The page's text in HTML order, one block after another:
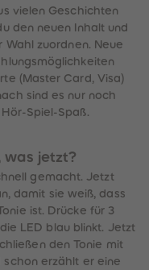
vielen Geschichten
den neuen Inhalt und
Wahl zuordnen. Neue
(Master Card, Visa)
sind es nur noch
Spiel-Spaß.
was jetzt?
gemacht. Jetzt
damit sie weiß, dass
ist. Drücke für 3
LED blau blinkt. Jetzt
den Tonie mit
schon erzählt er eine